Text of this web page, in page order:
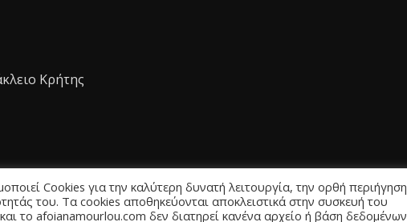
Κρήτης
Cookies για την καλύτερη δυνατή λειτουργία, την ορθή περιήγηση
του. Τα cookies αποθηκεύονται αποκλειστικά στην συσκευή του
το afoianamourlou.com δεν διατηρεί κανένα αρχείο ή βάση δεδομένων